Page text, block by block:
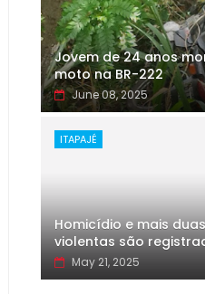
Jovem de 24 anos
moto na BR-222
June 08, 2025
ITAPAJÉ
Homicídio e mais
violentas são
May 21, 2025